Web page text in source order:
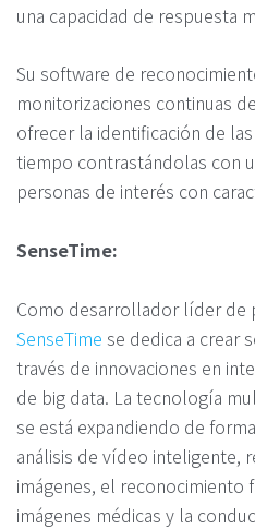
una capacidad de respuesta
Su software de
monitorizaciones continuas
ofrecer la identificación de
tiempo contrastándolas con
personas de interés con
SenseTime:
Como desarrollador líder de
SenseTime se dedica a crear
través de innovaciones en
de big data. La tecnología
se está expandiendo de
análisis de vídeo inteligente,
imágenes, el reconocimiento
imágenes médicas y la